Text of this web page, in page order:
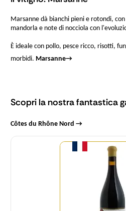
Marsanne dà bianchi pieni e rotondi,
mandorla e note di nocciola con
È ideale con pollo, pesce ricco, risotti,
morbidi. Marsanne→
Scopri la nostra fantastica
Côtes du Rhône Nord →